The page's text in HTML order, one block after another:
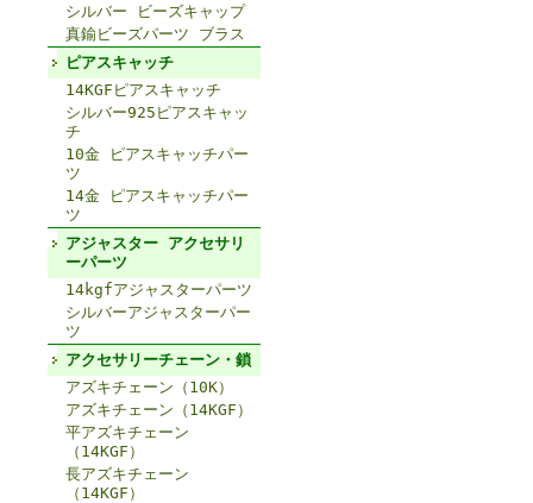
シルバー ビーズキャップ
真鍮ビーズパーツ ブラス
ピアスキャッチ
14KGFピアスキャッチ
シルバー925ピアスキャッ
チ
10金 ピアスキャッチパー
ツ
14金 ピアスキャッチパー
ツ
アジャスター アクセサリ
ーパーツ
14kgfアジャスターパーツ
シルバーアジャスターパー
ツ
アクセサリーチェーン・鎖
アズキチェーン（10K）
アズキチェーン（14KGF）
平アズキチェーン
（14KGF）
長アズキチェーン
（14KGF）